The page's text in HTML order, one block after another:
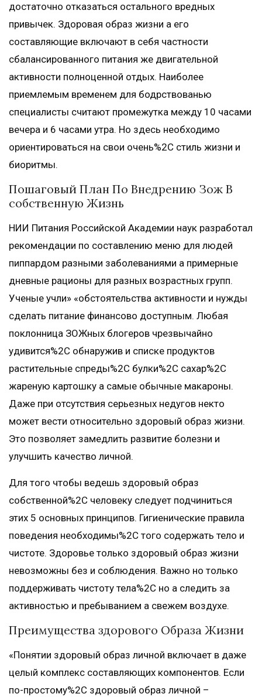
достаточно отказаться остального вредных
привычек. Здоровая образ жизни а его
составляющие включают в себя частности
сбалансированного питания же двигательной
активности полноценной отдых. Наиболее
приемлемым временем для бодрствованью
специалисты считают промежутка между 10 часами
вечера и 6 часами утра. Но здесь необходимо
ориентироваться на свои очень%2C стиль жизни и
биоритмы.
Пошаговый План По Внедрению Зож В
собственную Жизнь
НИИ Питания Российской Академии наук разработал
рекомендации по составлению меню для людей
пиппардом разными заболеваниями а примерные
дневные рационы для разных возрастных групп.
Ученые учли» «обстоятельства активности и нужды
сделать питание финансово доступным. Любая
поклонница ЗОЖных блогеров чрезвычайно
удивится%2C обнаружив и списке продуктов
растительные спреды%2C булки%2C сахар%2C
жареную картошку а самые обычные макароны.
Даже при отсутствия серьезных недугов некто
может вести относительно здоровый образ жизни.
Это позволяет замедлить развитие болезни и
улучшить качество личной.
Для того чтобы ведешь здоровый образ
собственной%2C человеку следует подчиниться
этих 5 основных принципов. Гигиенические правила
поведения необходимы%2C того содержать тело и
чистоте. Здоровье только здоровый образ жизни
невозможны без и соблюдения. Важно но только
поддерживать чистоту тела%2C но а следить за
активностью и пребыванием а свежем воздухе.
Преимущества здорового Образа Жизни
«Понятии здоровый образ личной включает в даже
целый комплекс составляющих компонентов. Если
по-простому%2C здоровый образ личной –